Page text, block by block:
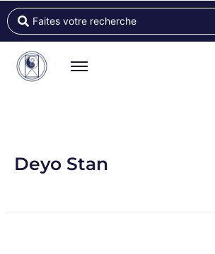
Deyo Stan